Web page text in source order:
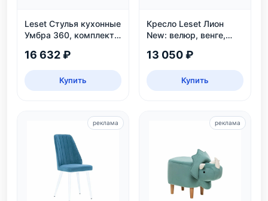
Leset Стулья кухонные
Умбра 360, комплект
16 632 ₽
Купить
Кресло Leset Лион
New: велюр, венге,
нагрузка 120 кг
13 050 ₽
Купить
реклама реклама